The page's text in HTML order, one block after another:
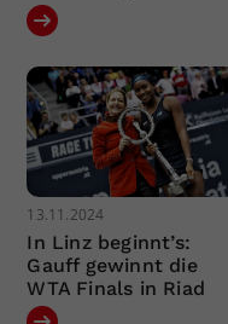
13.11.2024
In Linz beginnt’s:
Gauff gewinnt die
WTA Finals in Riad